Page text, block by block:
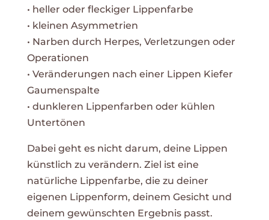
• heller oder fleckiger Lippenfarbe
• kleinen Asymmetrien
• Narben durch Herpes, Verletzungen oder
Operationen
• Veränderungen nach einer Lippen Kiefer
Gaumenspalte
• dunkleren Lippenfarben oder kühlen
Untertönen
Dabei geht es nicht darum, deine Lippen
künstlich zu verändern. Ziel ist eine
natürliche Lippenfarbe, die zu deiner
eigenen Lippenform, deinem Gesicht und
deinem gewünschten Ergebnis passt.